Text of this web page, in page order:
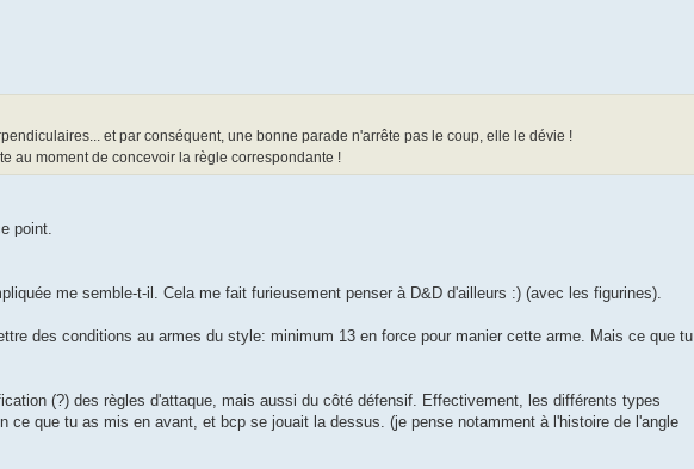
et par conséquent, une bonne parade n'arrête pas le coup, elle le dévie !
au moment de concevoir la règle correspondante !
point.
me semble-t-il. Cela me fait furieusement penser à D&D d'ailleurs :) (avec les figurines).
des conditions au armes du style: minimum 13 en force pour manier cette arme. Mais ce que tu
(?) des règles d'attaque, mais aussi du côté défensif. Effectivement, les différents types
ce que tu as mis en avant, et bcp se jouait la dessus. (je pense notamment à l'histoire de l'angle